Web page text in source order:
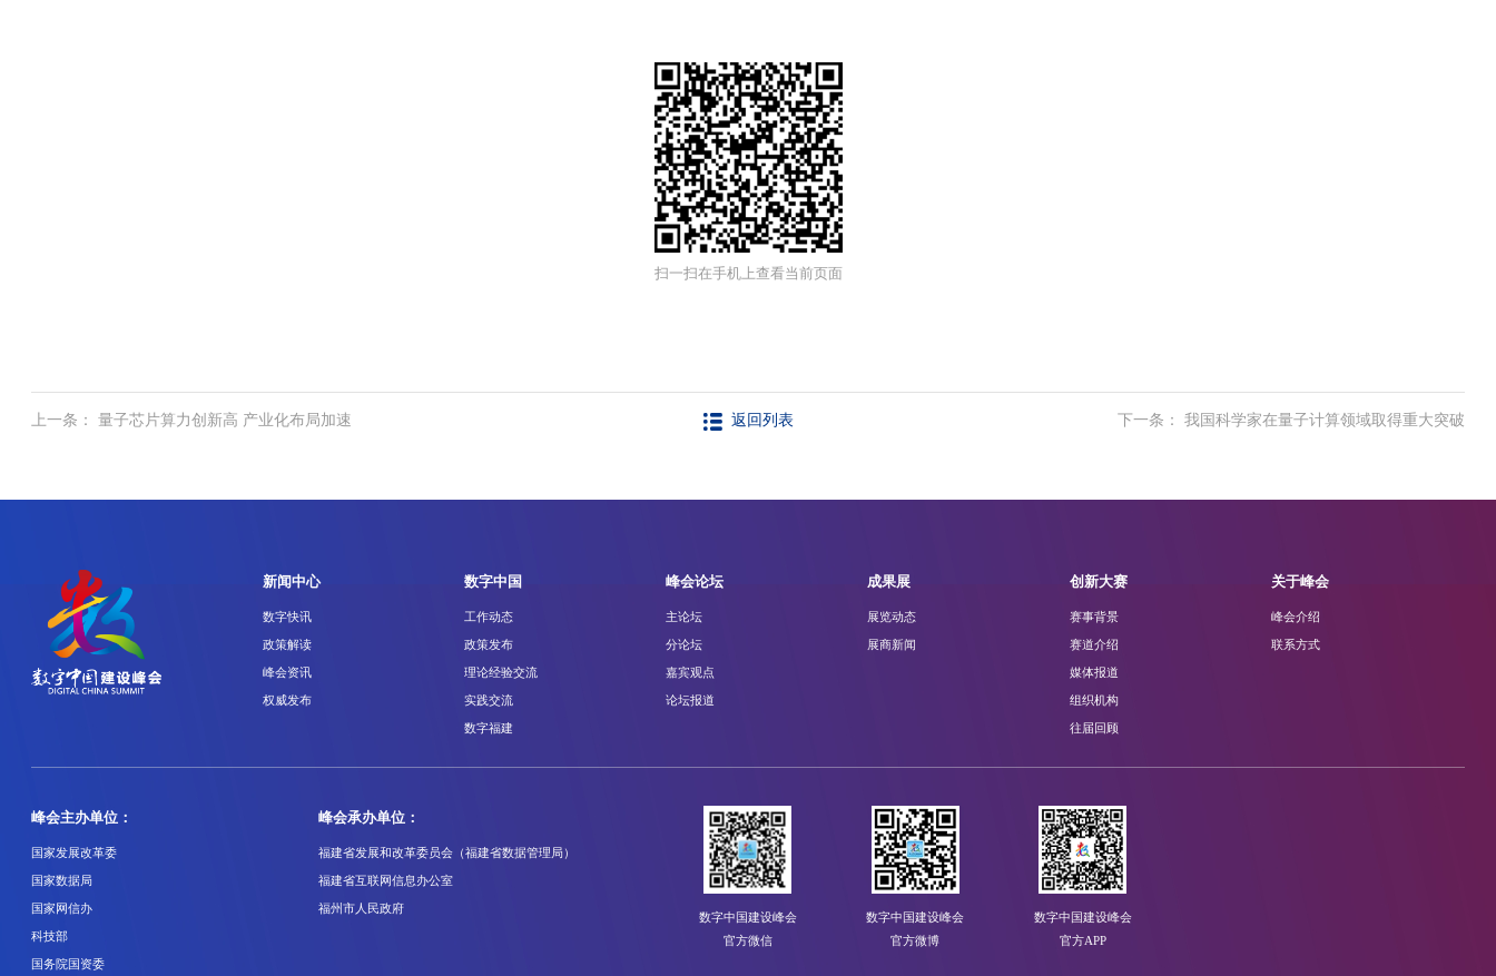
扫一扫在手机上查看当前页面
上一条： 量子芯片算力创新高 产业化布局加速 返回列表 下一条： 我国科学家在量子计算领域取得重大突破
新闻中心
数字快讯
政策解读
峰会资讯
权威发布
数字中国
工作动态
政策发布
理论经验交流
实践交流
数字福建
峰会论坛
主论坛
分论坛
嘉宾观点
论坛报道
成果展
展览动态
展商新闻
创新大赛
赛事背景
赛道介绍
媒体报道
组织机构
往届回顾
关于峰会
峰会介绍
联系方式
峰会主办单位：
国家发展改革委
国家数据局
国家网信办
科技部
国务院国资委
峰会承办单位：
福建省发展和改革委员会（福建省数据管理局）
福建省互联网信息办公室
福州市人民政府
数字中国建设峰会
官方微信
数字中国建设峰会
官方微博
数字中国建设峰会
官方APP